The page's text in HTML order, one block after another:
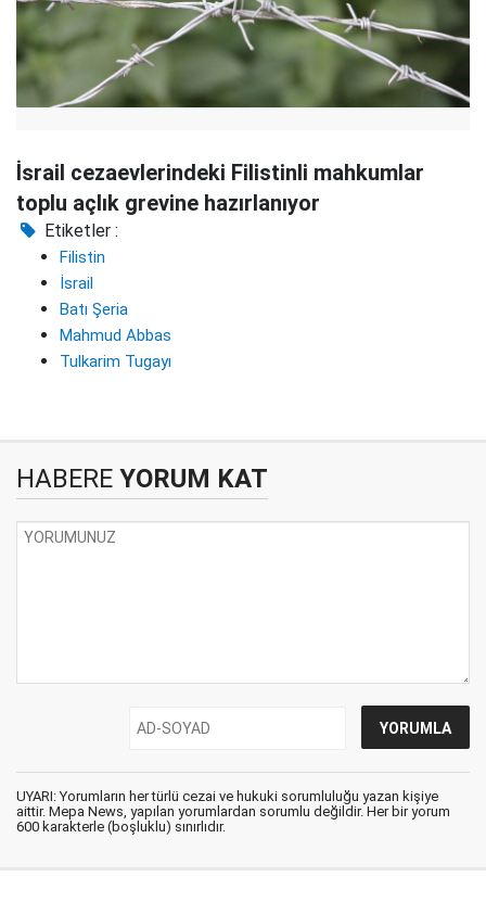
İsrail cezaevlerindeki Filistinli mahkumlar
toplu açlık grevine hazırlanıyor
Etiketler :
Filistin
İsrail
Batı Şeria
Mahmud Abbas
Tulkarim Tugayı
HABERE YORUM KAT
UYARI: Yorumların her türlü cezai ve hukuki sorumluluğu yazan kişiye
aittir. Mepa News, yapılan yorumlardan sorumlu değildir. Her bir yorum
600 karakterle (boşluklu) sınırlıdır.